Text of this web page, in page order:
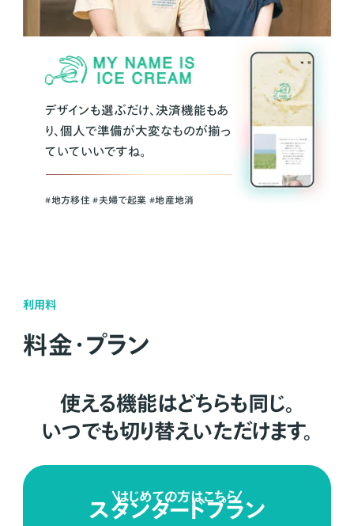
デザインも選ぶだけ、決済機能もあ
り、個人で準備が大変なものが揃っ
ていていいですね。
#地方移住 #夫婦で起業 #地産地消
利用料
料金・プラン
使える機能はどちらも同じ。
いつでも切り替えいただけます。
はじめての方はこちら
スタンダードプラン